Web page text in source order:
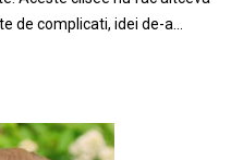
de complicati, idei de-a...